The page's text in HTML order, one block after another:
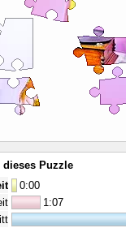
Puzzle
0:00
1:07